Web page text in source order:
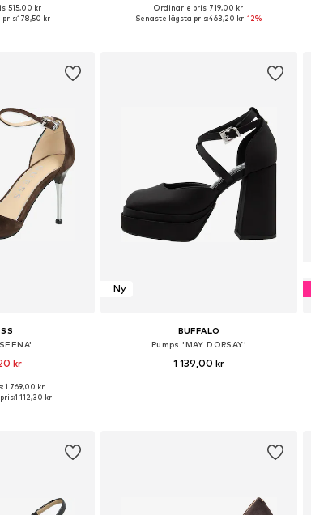
38, 39, 40, 41
515,00 kr
178,50 kr
Tillgängliga storlekar: 36, 38, 39, 40
Ordinarie pris: 719,00 kr
Senaste lägsta pris:463,20 kr-12%
kr
37, 38, 39, 40, 41
1 769,00 kr
1 112,30 kr
Ny
BUFFALO
Pumps 'MAY DORSAY'
1 139,00 kr